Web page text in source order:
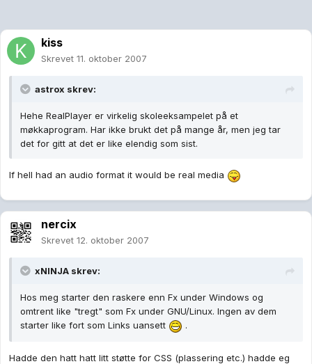
kiss
Skrevet 11. oktober 2007
astrox skrev:
Hehe RealPlayer er virkelig skoleeksampelet på et
møkkaprogram. Har ikke brukt det på mange år, men jeg tar
det for gitt at det er like elendig som sist.
If hell had an audio format it would be real media
nercix
Skrevet 12. oktober 2007
xNINJA skrev:
Hos meg starter den raskere enn Fx under Windows og
omtrent like "tregt" som Fx under GNU/Linux. Ingen av dem
starter like fort som Links uansett
.
Hadde den hatt hatt litt støtte for CSS (plassering etc.) hadde eg